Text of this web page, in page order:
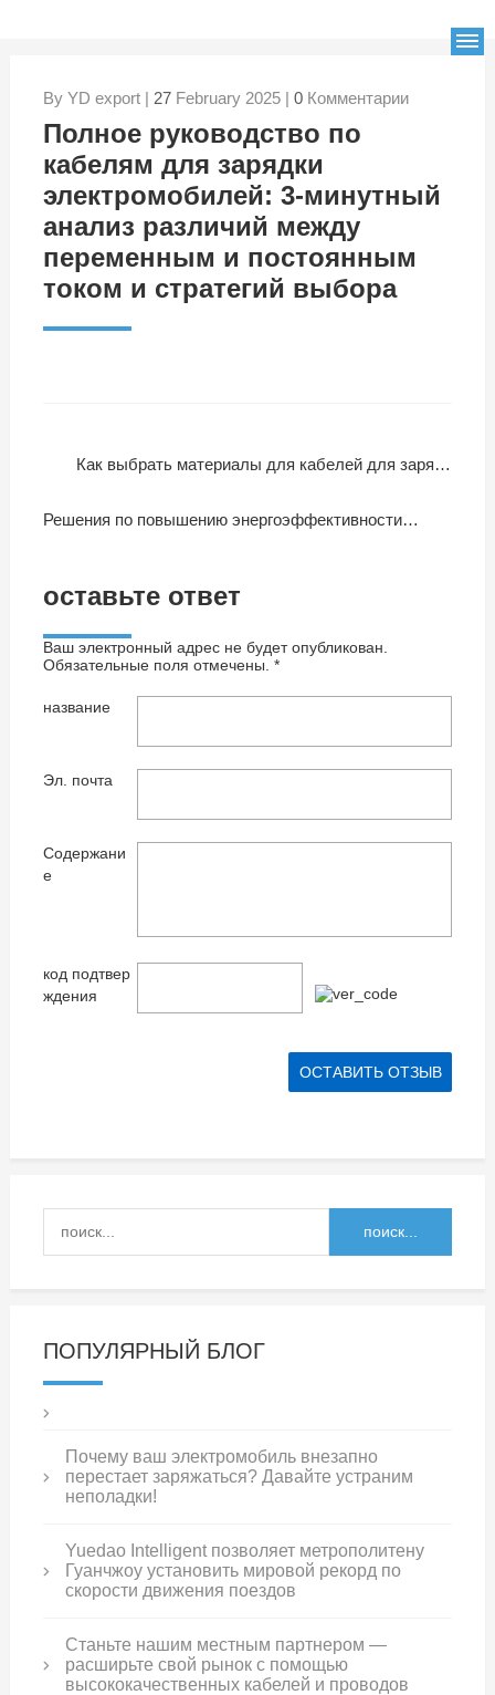
By YD export | 27February 2025 | 0Комментарии
Полное руководство по
кабелям для зарядки
электромобилей: 3-минутный
анализ различий между
переменным и постоянным
током и стратегий выбора
Как выбрать материалы для кабелей для зарядки электромобилей: ключевые факторы (проводимость, изоляция, долговечность)
Решения по повышению энергоэффективности центров обработки данных: отраслевые данные и передовой опыт по сокращению затрат
оставьте ответ
Ваш электронный адрес не будет опубликован.
Обязательные поля отмечены. *
название
Эл. почта
Содержани
е
код подтвер
ждения
ПОПУЛЯРНЫЙ БЛОГ
Почему ваш электромобиль внезапно
перестает заряжаться? Давайте устраним
неполадки!
Yuedao Intelligent позволяет метрополитену
Гуанчжоу установить мировой рекорд по
скорости движения поездов
Станьте нашим местным партнером —
расширьте свой рынок с помощью
высококачественных кабелей и проводов